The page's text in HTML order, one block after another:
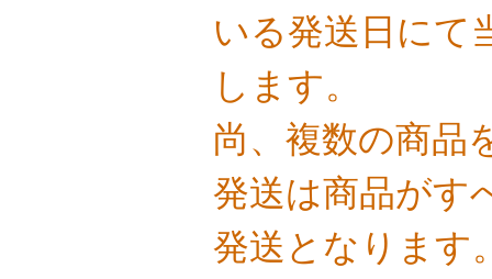
いる発送日にて
します。
尚、複数の商品
発送は商品がす
発送となります